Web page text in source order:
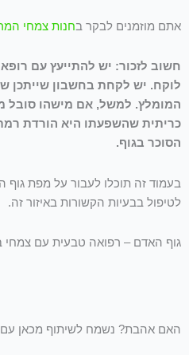
אתם מוזמנים לבקר בחנות צמחי
חשוב לזכור: יש להתייעץ עם
לוקח. יש לקחת בחשבון שייתכן
המומלץ. למשל, אם מישהו סובל
כריתית שהשפעתו היא הורדת
הסוכר בגוף.
בעמוד זה תוכלו לעבור על מפת גוף
לטיפול בבעיות הקשורות באיזור זה.
גוף האדם – רפואה טבעית עם צמחי
האם אהבת? נשמח לשיתוף מכאן